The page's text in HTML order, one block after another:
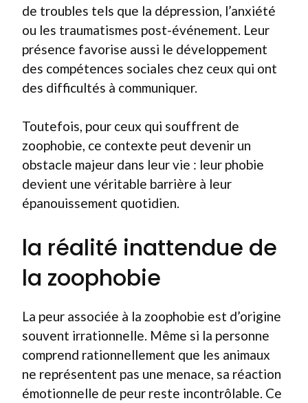
de troubles tels que la dépression, l’anxiété
ou les traumatismes post-événement. Leur
présence favorise aussi le développement
des compétences sociales chez ceux qui ont
des difficultés à communiquer.
Toutefois, pour ceux qui souffrent de
zoophobie, ce contexte peut devenir un
obstacle majeur dans leur vie : leur phobie
devient une véritable barrière à leur
épanouissement quotidien.
la réalité inattendue de
la zoophobie
La peur associée à la zoophobie est d’origine
souvent irrationnelle. Même si la personne
comprend rationnellement que les animaux
ne représentent pas une menace, sa réaction
émotionnelle de peur reste incontrôlable. Ce